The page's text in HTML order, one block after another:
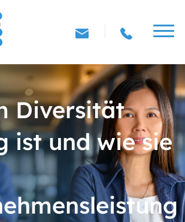
Diversität
ist und wie sie